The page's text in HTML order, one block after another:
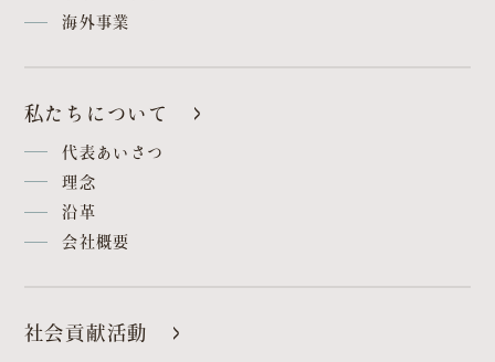
海外事業
私たちについて
代表あいさつ
理念
沿革
会社概要
社会貢献活動